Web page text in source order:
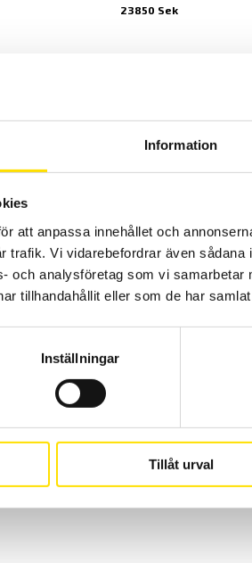
Information
att anpassa innehållet och
trafik. Vi vidarebefordrar även
och analysföretag som vi
tillhandahållit eller som de har
Inställningar
Tillåt urval
23850 Sek
KERN IXS-seriens plattformsvågar
KR–13,450.00
9,300.00 KR